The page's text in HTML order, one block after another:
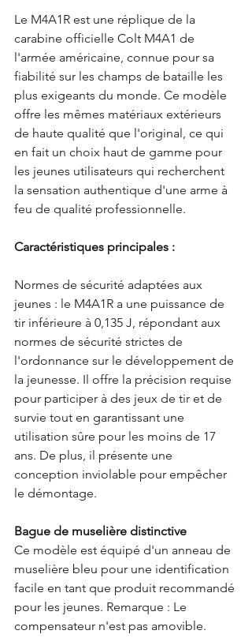
Le M4A1R est une réplique de la
carabine officielle Colt M4A1 de
l'armée américaine, connue pour sa
fiabilité sur les champs de bataille les
plus exigeants du monde. Ce modèle
offre les mêmes matériaux extérieurs
de haute qualité que l'original, ce qui
en fait un choix haut de gamme pour
les jeunes utilisateurs qui recherchent
la sensation authentique d'une arme à
feu de qualité professionnelle.
Caractéristiques principales :
Normes de sécurité adaptées aux
jeunes : le M4A1R a une puissance de
tir inférieure à 0,135 J, répondant aux
normes de sécurité strictes de
l'ordonnance sur le développement de
la jeunesse. Il offre la précision requise
pour participer à des jeux de tir et de
survie tout en garantissant une
utilisation sûre pour les moins de 17
ans. De plus, il présente une
conception inviolable pour empêcher
le démontage.
Bague de muselière distinctive
Ce modèle est équipé d'un anneau de
muselière bleu pour une identification
facile en tant que produit recommandé
pour les jeunes. Remarque : Le
compensateur n'est pas amovible.